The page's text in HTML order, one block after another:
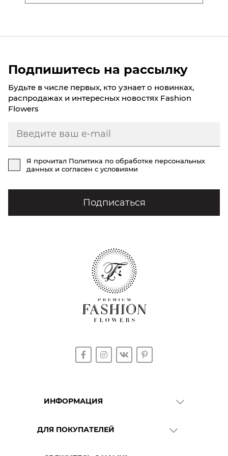
Подпишитесь на рассылку
Будьте в числе первых, кто узнает о новинках,
распродажах и интересных новостях Fashion
Flowers
Я прочитал Политика по обработке персональных
данных и согласен с условиями
Подписаться
ИНФОРМАЦИЯ
ДЛЯ ПОКУПАТЕЛЕЙ